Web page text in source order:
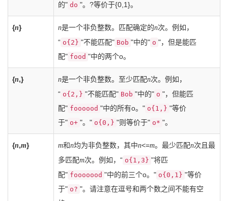
的" do "。?等价于{0,1}。
{n} n是一个非负整数。匹配确定的n次。例如，
“ o{2} "不能匹配" Bob "中的" o "，但是能匹
配" food "中的两个o。
{n,} n是一个非负整数。至少匹配n次。例如，
“ o{2,} "不能匹配" Bob "中的" o "，但能匹
配" foooood "中的所有o。" o{1,} "等价
于" o+ "。" o{0,} "则等价于" o* "。
{n,m} m和n均为非负整数，其中n<=m。最少匹配n次且最
多匹配m次。例如，“ o{1,3} "将匹
配" fooooood "中的前三个o。" o{0,1} "等价
于" o? "。请注意在逗号和两个数之间不能有空